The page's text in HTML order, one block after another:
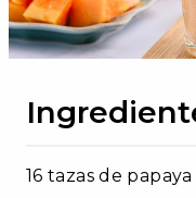
16 tazas de